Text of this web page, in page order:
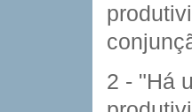
2 - "Há